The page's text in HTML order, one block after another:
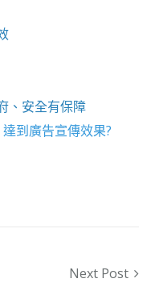
、安全有保障
達到廣告宣傳效果?
Next Post